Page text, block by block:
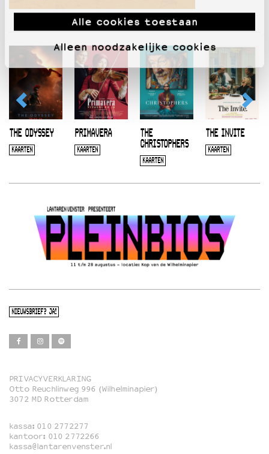
Alle cookies toestaan
Alleen noodzakelijke cookies
THE ODYSSEY
KAARTEN
PRIMAVERA
KAARTEN
THE
CHRISTOPHERS
KAARTEN
THE INVITE
KAARTEN
NIEUWSBRIEF? JA!
Film
Familie
PRIVACYVERKLARING
Otto Reuchlinweg 996 (Wilhelminapier)
3072 MD Rotterdam
kassa: 010 2772277
kantoor: 010 2772266
kassa@lantarenvenster.nl